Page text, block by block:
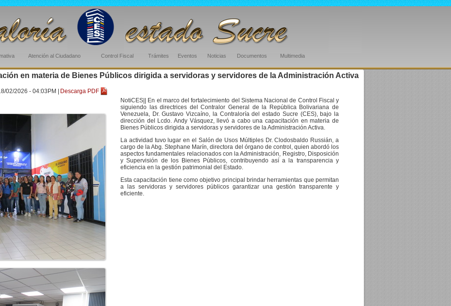
Atención al Ciudadano Control Fiscal Trámites Eventos Noticias Documentos Multimedia
en materia de Bienes Públicos dirigida a servidoras y servidores de la Administración Activa
02/2026 - 04:03PM |
Descarga PDF
NotiCES|| En el marco del fortalecimiento del Sistema Nacional de Control Fiscal y
siguiendo las directrices del Contralor General de la República Bolivariana de
Venezuela, Dr. Gustavo Vizcaíno, la Contraloría del estado Sucre (CES), bajo la
dirección del Lcdo. Andy Vásquez, llevó a cabo una capacitación en materia de
Bienes Públicos dirigida a servidoras y servidores de la Administración Activa.
La actividad tuvo lugar en el Salón de Usos Múltiples Dr. Clodosbaldo Russián, a
cargo de la Abg. Stephane Marín, directora del órgano de control, quien abordó los
aspectos fundamentales relacionados con la Administración, Registro, Disposición
y Supervisión de los Bienes Públicos, contribuyendo así a la transparencia y
eficiencia en la gestión patrimonial del Estado.
Esta capacitación tiene como objetivo principal brindar herramientas que permitan
a las servidoras y servidores públicos garantizar una gestión transparente y
eficiente.